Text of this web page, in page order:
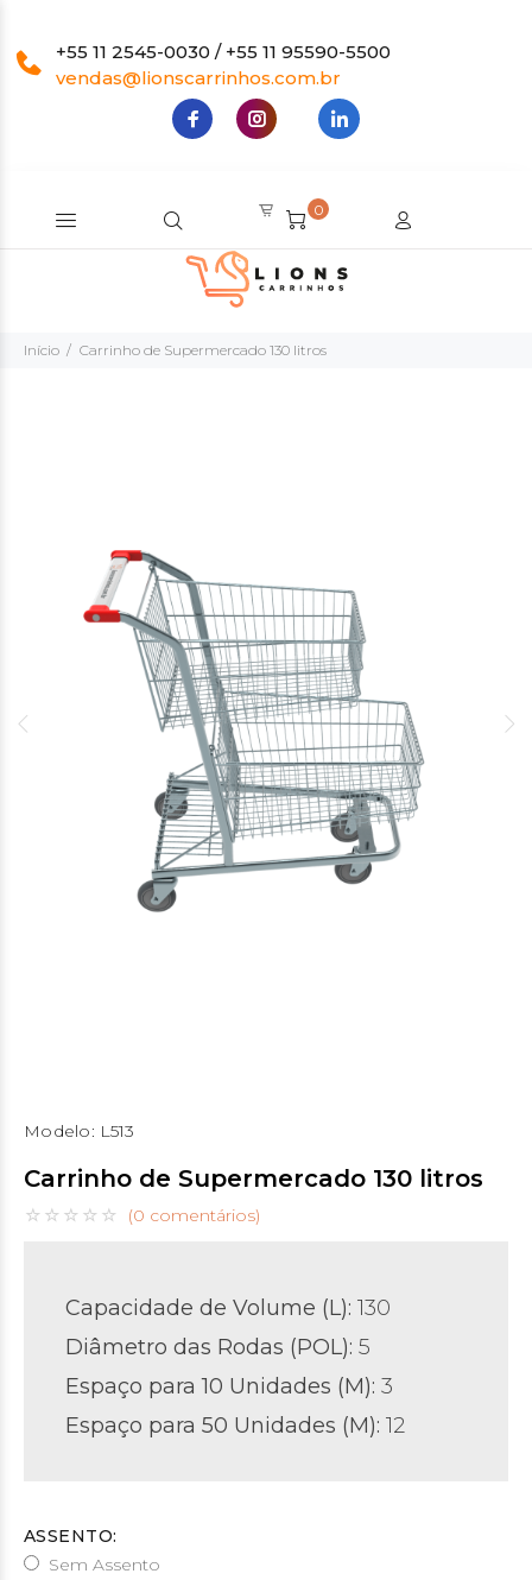
+55 11 2545-0030 / +55 11 95590-5500
vendas@lionscarrinhos.com.br
0
Início Carrinho de Supermercado 130 litros
Modelo: L513
Carrinho de Supermercado 130 litros
(0 comentários)
Capacidade de Volume (L): 130
Diâmetro das Rodas (POL): 5
Espaço para 10 Unidades (M): 3
Espaço para 50 Unidades (M): 12
ASSENTO:
Sem Assento